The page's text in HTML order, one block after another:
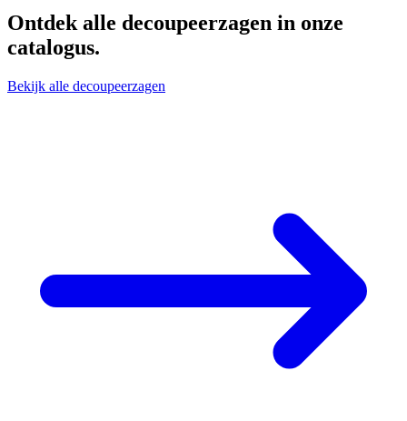
Ontdek alle decoupeerzagen in onze
catalogus.
Bekijk alle decoupeerzagen